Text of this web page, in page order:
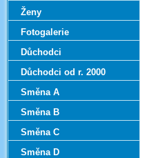
Ženy
Fotogalerie
Důchodci
Důchodci od r. 2000
Směna A
Směna B
Směna C
Směna D